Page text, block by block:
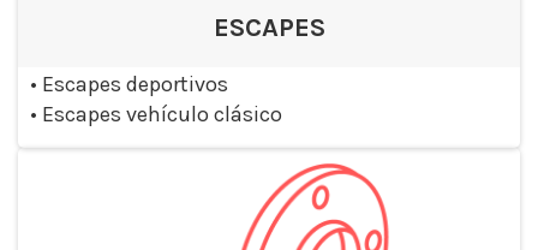
ESCAPES
• Escapes deportivos
• Escapes vehículo clásico